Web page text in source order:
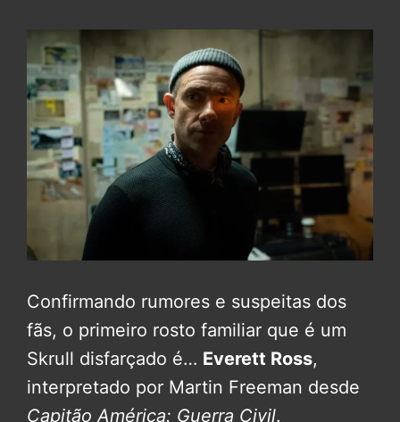
Confirmando rumores e suspeitas dos
fãs, o primeiro rosto familiar que é um
Skrull disfarçado é… Everett Ross,
interpretado por Martin Freeman desde
Capitão América: Guerra Civil.